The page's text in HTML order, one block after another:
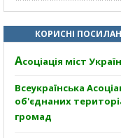
КОРИСНІ
Асоціація міст
Всеукраїнська
об'єднаних
громад